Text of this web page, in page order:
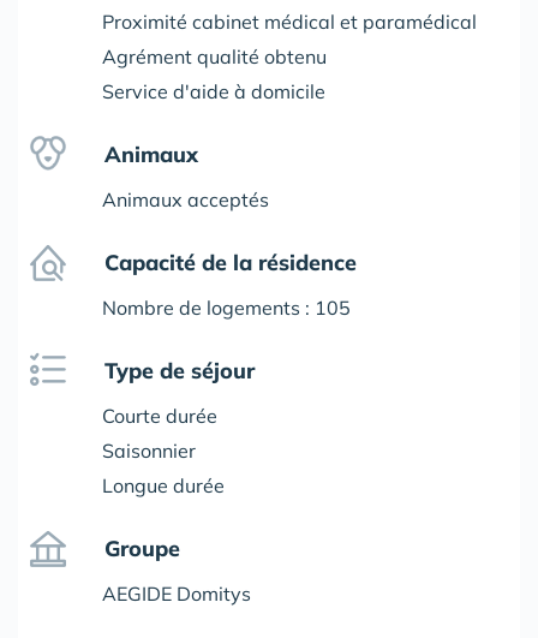
Proximité cabinet médical et paramédical
Agrément qualité obtenu
Service d'aide à domicile
Animaux
Animaux acceptés
Capacité de la résidence
Nombre de logements : 105
Type de séjour
Courte durée
Saisonnier
Longue durée
Groupe
AEGIDE Domitys